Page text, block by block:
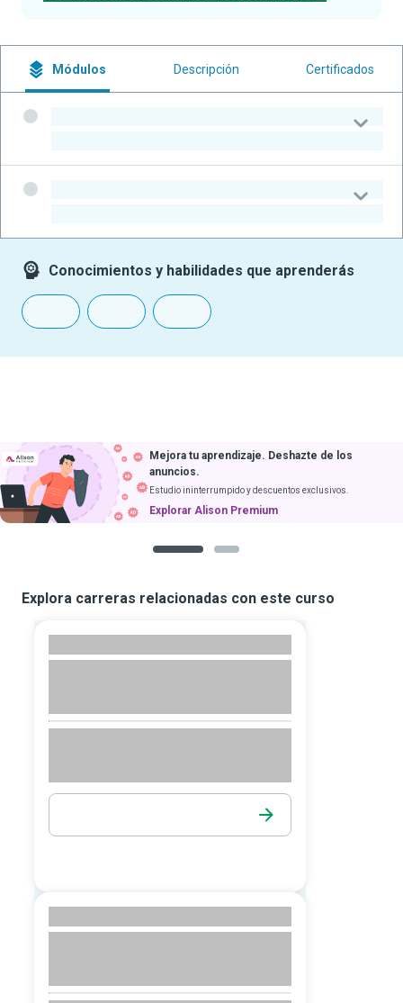
Módulos Descripción Certificados
Conocimientos y habilidades que aprenderás
Mejora tu aprendizaje. Deshazte de los
anuncios.
Estudio ininterrumpido y descuentos exclusivos.
Explorar Alison Premium
Explora carreras relacionadas con este curso